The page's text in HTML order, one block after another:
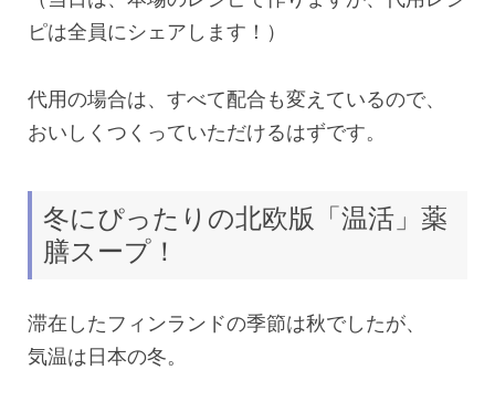
ピは全員にシェアします！）
代用の場合は、すべて配合も変えているので、
おいしくつくっていただけるはずです。
冬にぴったりの北欧版「温活」薬
膳スープ！
滞在したフィンランドの季節は秋でしたが、
気温は日本の冬。